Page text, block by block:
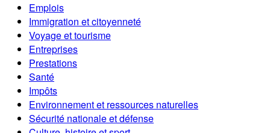
Emplois
Immigration et citoyenneté
Voyage et tourisme
Entreprises
Prestations
Santé
Impôts
Environnement et ressources naturelles
Sécurité nationale et défense